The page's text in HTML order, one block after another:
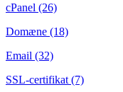
cPanel (26)
Domæne (18)
Email (32)
SSL-certifikat (7)